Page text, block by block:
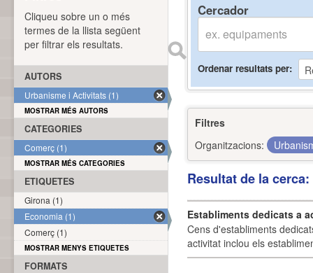
Cercador
Ordenar resultats per
Filtres
Organitzacions:
Resultat de la
Establiments dedicats a
Cens d'establiments
activitat inclou els
Cliqueu sobre un o més
termes de la llista següent
per filtrar els resultats.
AUTORS
Urbanisme i Activitats (1)
MOSTRAR MÉS AUTORS
CATEGORIES
Comerç (1)
MOSTRAR MÉS CATEGORIES
ETIQUETES
Girona (1)
Economia (1)
Comerç (1)
MOSTRAR MENYS ETIQUETES
FORMATS